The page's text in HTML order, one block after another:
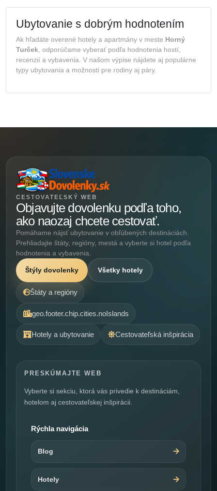
Ubytovanie s dobrým hodnotením
Ak hľadáte overené hotely a apartmány v meste Horný
Turček, odporúčame vyberať podľa hodnotenia hostí,
recenzií a vybavenia. V našom výpise nájdete aj populárne
typy ubytovania a možnosti pre rodiny aj páry.
CESTOVATEĽSKÝ WEB
Objavujte dovolenku podľa toho,
ako naozaj chcete cestovať.
Pomáhame nájsť ubytovanie v obľúbených destináciách.
Prehliadajte štáty, regióny, mestá a vyberte si hotel podľa
hodnotenia a vybavenia.
Štýly dovolenky Všetky hotely
Štáty a regióny
geo.footer.chip.cities.noIslands
Hotely a ubytovanie Cestovateľská inšpirácia
PRESKÚMAJTE WEB
Vyberte si sekciu, ktorá vás privedie k destináciám,
hotelom aj cestovateľskej inšpirácii.
Rýchla navigácia
Blog
Hotely